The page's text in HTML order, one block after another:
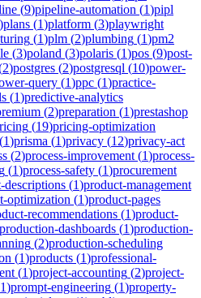
(9)pipeline-automation (1)pipl
)plans (1)platform (3)playwright
(1)plm (2)plumbing (1)pm2
(3)poland (3)polaris (1)pos (9)post-
2)postgres (2)postgresql (10)power-
query (1)ppc (1)practice-
(1)predictive-analytics
(2)preparation (1)prestashop
(19)pricing-optimization
(1)prisma (1)privacy (12)privacy-act
(2)process-improvement (1)process-
(1)process-safety (1)procurement
descriptions (1)product-management
optimization (1)product-pages
recommendations (1)product-
production-dashboards (1)production-
(2)production-scheduling
(1)products (1)professional-
(1)project-accounting (2)project-
1)prompt-engineering (1)property-